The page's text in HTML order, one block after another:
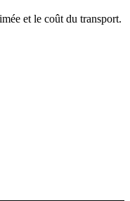
et le coût du transport.